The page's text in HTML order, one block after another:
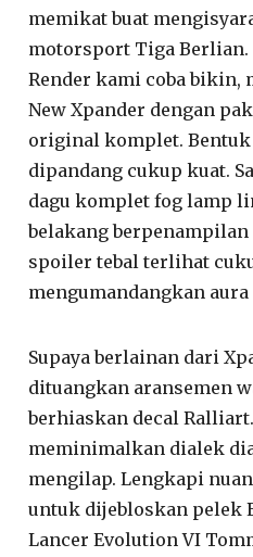
memikat buat
motorsport Tiga Berlian.
Render kami coba bikin,
New Xpander dengan
original komplet.
dipandang cukup kuat.
dagu komplet fog lamp
belakang
spoiler tebal terlihat
mengumandangkan
Supaya berlainan dari
dituangkan aransemen
berhiaskan decal
meminimalkan dialek
mengilap. Lengkapi
untuk dijebloskan pelek
Lancer Evolution VI